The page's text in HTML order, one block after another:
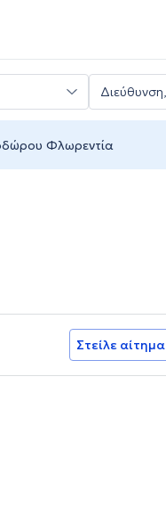
Φλωρεντία
Στείλε αίτημα